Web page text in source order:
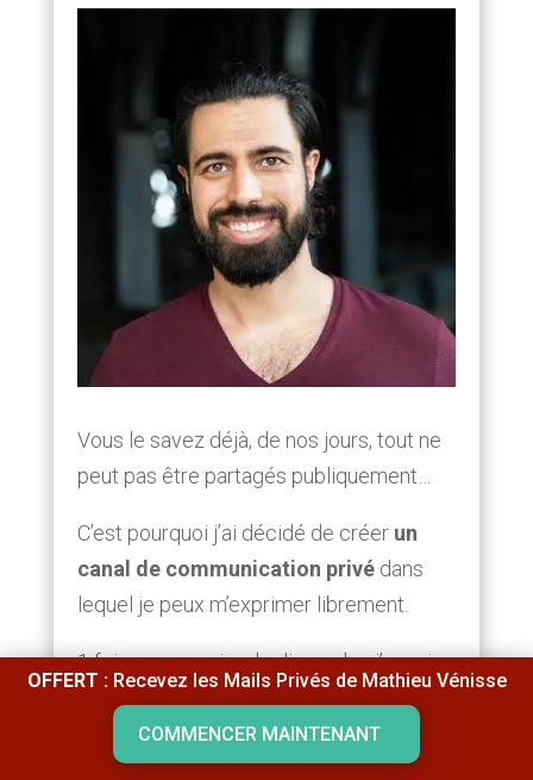
Vous le savez déjà, de nos jours, tout ne
peut pas être partagés publiquement…
C’est pourquoi j’ai décidé de créer un
canal de communication privé dans
lequel je peux m’exprimer librement.
1 fois par semaine, le dimanche, j’envoie
partage mes « secrets ».
OFFERT :Recevez les Mails Privés de Mathieu Vénisse
COMMENCER MAINTENANT